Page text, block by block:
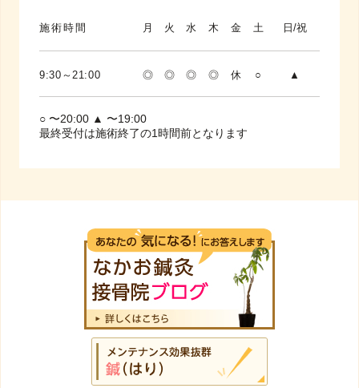
施術時間 月 火 水 木 金 土 日/祝
9:30～21:00 ◎ ◎ ◎ ◎ 休 ○ ▲
○ 〜20:00 ▲ 〜19:00
最終受付は施術終了の1時間前となります